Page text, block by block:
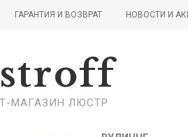
ГАРАНТИЯ И ВОЗВРАТ НОВОСТИ И
МАГАЗИН ЛЮСТР